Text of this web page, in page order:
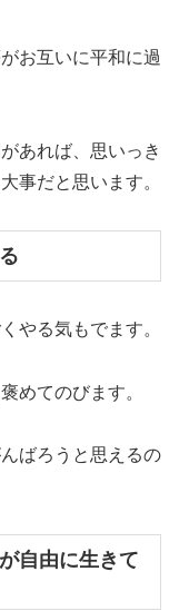
お互いに平和に過
あれば、思いっき
事だと思います。
やる気もでます。
めてのびます。
ばろうと思えるの
自由に生きて